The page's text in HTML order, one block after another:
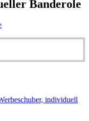
Banderole